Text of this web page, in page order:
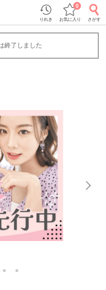
りれき お気に入り
0
さがす
終了しました
3 4